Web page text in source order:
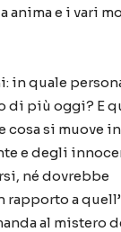
anima e i vari
in quale
di più oggi? E
cosa si muove
e degli
né dovrebbe
rapporto a quell’
al mistero